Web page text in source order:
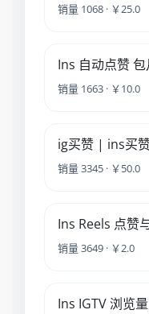
销量 1068 · ￥25.0
Ins 自动点赞
销量 1663 · ￥10.0
ig买赞 | ins买
销量 3345 · ￥50.0
Ins Reels 点赞
销量 3649 · ￥2.0
Ins IGTV 浏览